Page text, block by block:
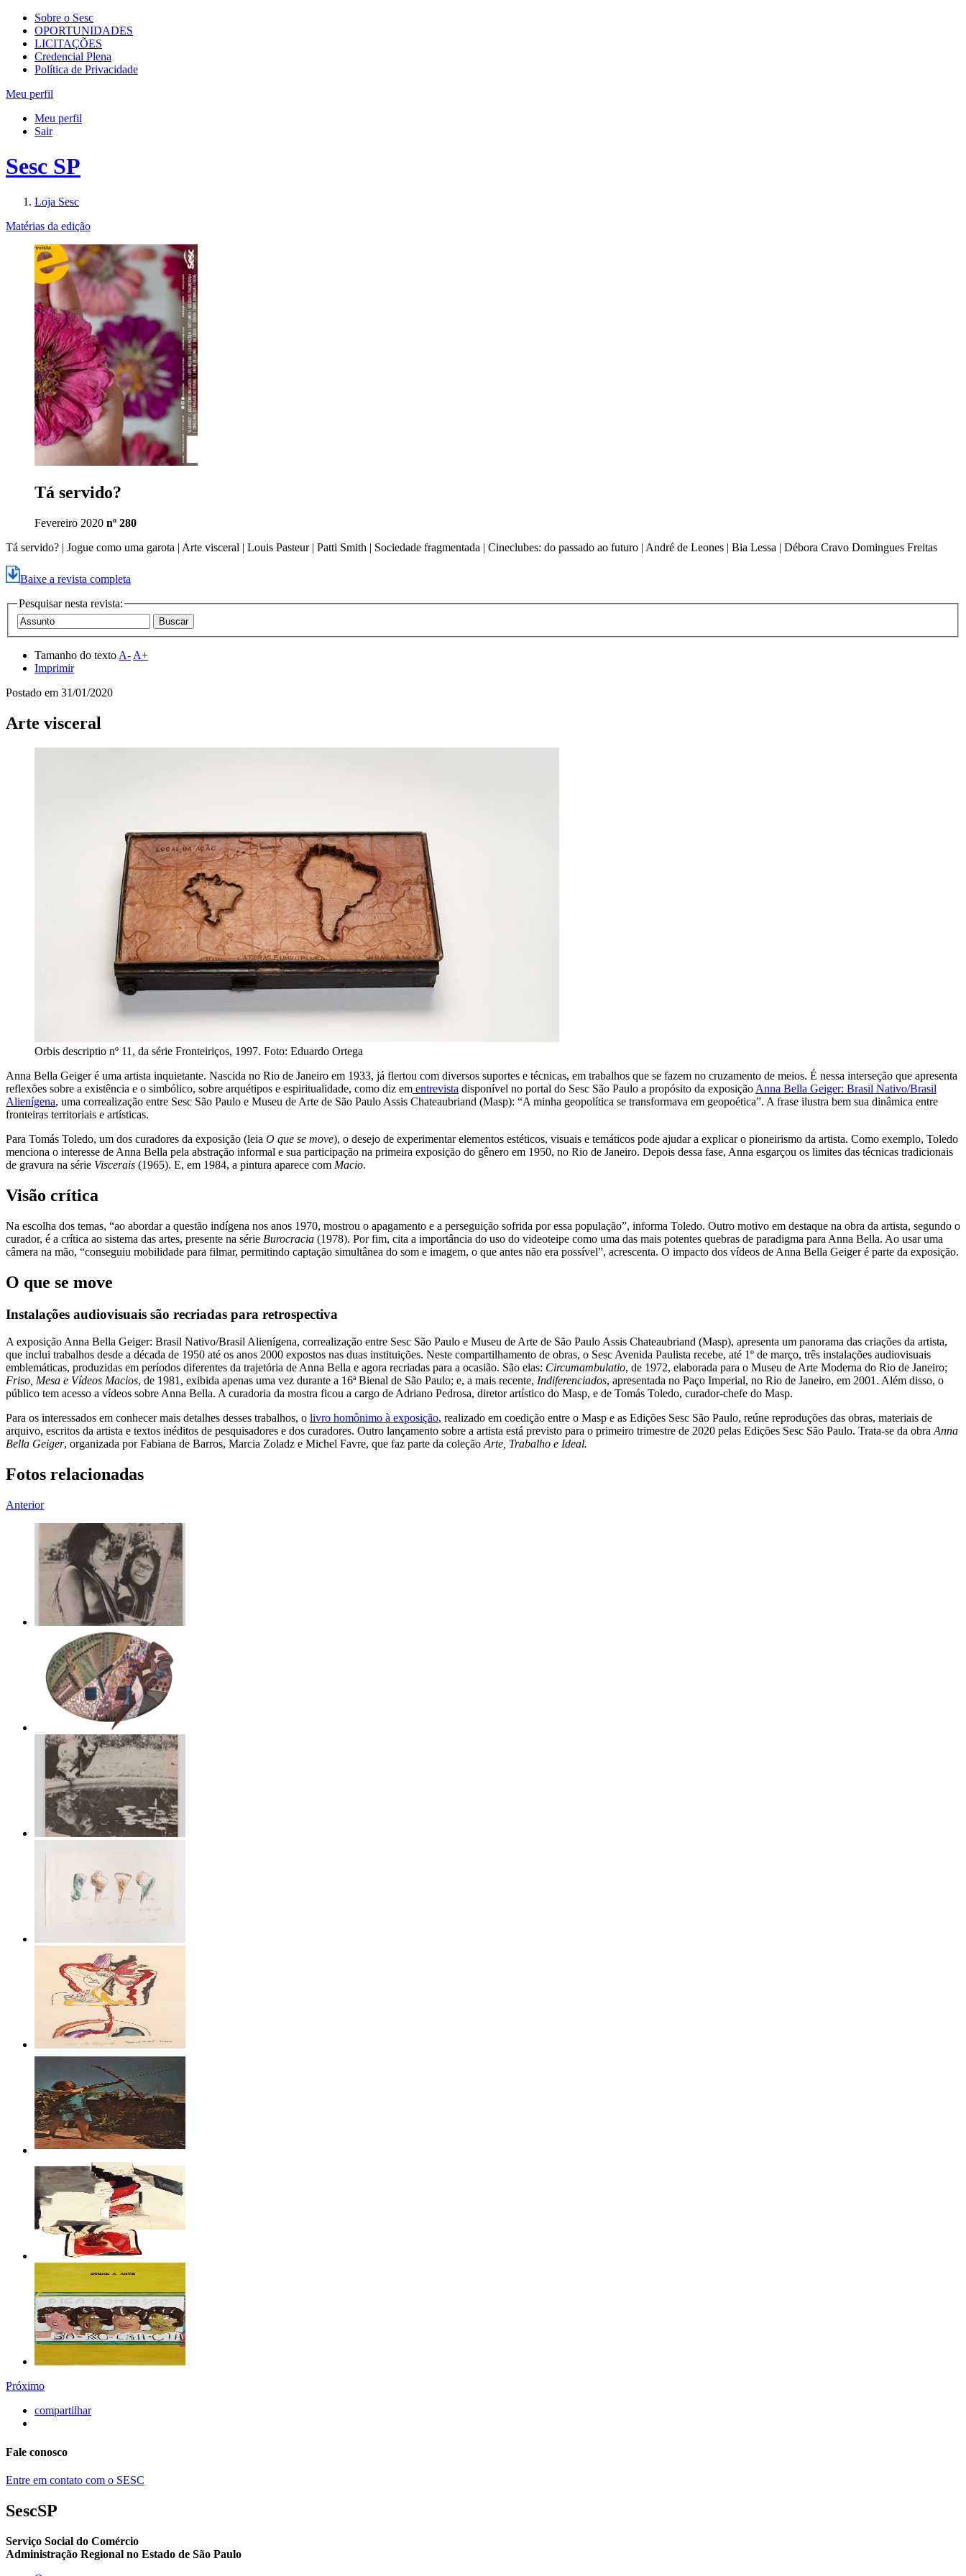
Sobre o Sesc
OPORTUNIDADES
LICITAÇÕES
Credencial Plena
Política de Privacidade
Meu perfil
Meu perfil
Sair
Sesc SP
Loja Sesc
Matérias da edição
Tá servido?
Fevereiro 2020 nº 280
Tá servido? | Jogue como uma garota | Arte visceral | Louis Pasteur | Patti Smith | Sociedade fragmentada | Cineclubes: do passado ao futuro | André de Leones | Bia Lessa | Débora Cravo Domingues Freitas
Baixe a revista completa
Pesquisar nesta revista:
Tamanho do texto A- A+
Imprimir
Postado em 31/01/2020
Arte visceral
Orbis descriptio nº 11, da série Fronteiriços, 1997. Foto: Eduardo Ortega
Anna Bella Geiger é uma artista inquietante. Nascida no Rio de Janeiro em 1933, já flertou com diversos suportes e técnicas, em trabalhos que se fazem no cruzamento de meios. É nessa interseção que apresenta
reflexões sobre a existência e o simbólico, sobre arquétipos e espiritualidade, como diz em entrevista disponível no portal do Sesc São Paulo a propósito da exposição Anna Bella Geiger: Brasil Nativo/Brasil
Alienígena, uma correalização entre Sesc São Paulo e Museu de Arte de São Paulo Assis Chateaubriand (Masp): “A minha geopolítica se transformava em geopoética”. A frase ilustra bem sua dinâmica entre
fronteiras territoriais e artísticas.
Para Tomás Toledo, um dos curadores da exposição (leia O que se move), o desejo de experimentar elementos estéticos, visuais e temáticos pode ajudar a explicar o pioneirismo da artista. Como exemplo, Toledo
menciona o interesse de Anna Bella pela abstração informal e sua participação na primeira exposição do gênero em 1950, no Rio de Janeiro. Depois dessa fase, Anna esgarçou os limites das técnicas tradicionais
de gravura na série Viscerais (1965). E, em 1984, a pintura aparece com Macio.
Visão crítica
Na escolha dos temas, “ao abordar a questão indígena nos anos 1970, mostrou o apagamento e a perseguição sofrida por essa população”, informa Toledo. Outro motivo em destaque na obra da artista, segundo o
curador, é a crítica ao sistema das artes, presente na série Burocracia (1978). Por fim, cita a importância do uso do videoteipe como uma das mais potentes quebras de paradigma para Anna Bella. Ao usar uma
câmera na mão, “conseguiu mobilidade para filmar, permitindo captação simultânea do som e imagem, o que antes não era possível”, acrescenta. O impacto dos vídeos de Anna Bella Geiger é parte da exposição.
O que se move
Instalações audiovisuais são recriadas para retrospectiva
A exposição Anna Bella Geiger: Brasil Nativo/Brasil Alienígena, correalização entre Sesc São Paulo e Museu de Arte de São Paulo Assis Chateaubriand (Masp), apresenta um panorama das criações da artista,
que inclui trabalhos desde a década de 1950 até os anos 2000 expostos nas duas instituições. Neste compartilhamento de obras, o Sesc Avenida Paulista recebe, até 1º de março, três instalações audiovisuais
emblemáticas, produzidas em períodos diferentes da trajetória de Anna Bella e agora recriadas para a ocasião. São elas: Circumambulatio, de 1972, elaborada para o Museu de Arte Moderna do Rio de Janeiro;
Friso, Mesa e Vídeos Macios, de 1981, exibida apenas uma vez durante a 16ª Bienal de São Paulo; e, a mais recente, Indiferenciados, apresentada no Paço Imperial, no Rio de Janeiro, em 2001. Além disso, o
público tem acesso a vídeos sobre Anna Bella. A curadoria da mostra ficou a cargo de Adriano Pedrosa, diretor artístico do Masp, e de Tomás Toledo, curador-chefe do Masp.
Para os interessados em conhecer mais detalhes desses trabalhos, o livro homônimo à exposição, realizado em coedição entre o Masp e as Edições Sesc São Paulo, reúne reproduções das obras, materiais de
arquivo, escritos da artista e textos inéditos de pesquisadores e dos curadores. Outro lançamento sobre a artista está previsto para o primeiro trimestre de 2020 pelas Edições Sesc São Paulo. Trata-se da obraAnna
Bella Geiger, organizada por Fabiana de Barros, Marcia Zoladz e Michel Favre, que faz parte da coleçãoArte, Trabalho e Ideal.
Fotos relacionadas
Anterior
Próximo
compartilhar
Fale conosco
Entre em contato com o SESC
SescSP
Serviço Social do Comércio
Administração Regional no Estado de São Paulo